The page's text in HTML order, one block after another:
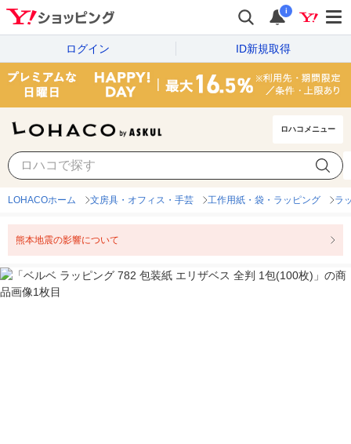
i
ログイン ID新規取得
ロハコメニュー
LOHACOホーム 文房具・オフィス・手芸 工作用紙・袋・ラッピング ラ
熊本地震の影響について